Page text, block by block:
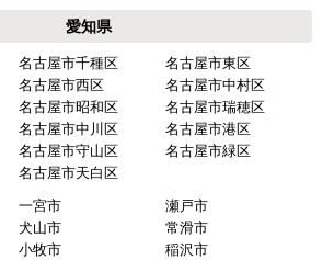
タイミングが来たら、一番の候補先
ヒサコさん
月30日 14:53
ムーズに注文できましたか？
愛知県
名古屋市千種区
名古屋市東区
名古屋市西区
名古屋市中村区
名古屋市昭和区
名古屋市瑞穂区
名古屋市中川区
名古屋市港区
名古屋市守山区
名古屋市緑区
名古屋市天白区
一宮市
瀬戸市
犬山市
常滑市
小牧市
稲沢市